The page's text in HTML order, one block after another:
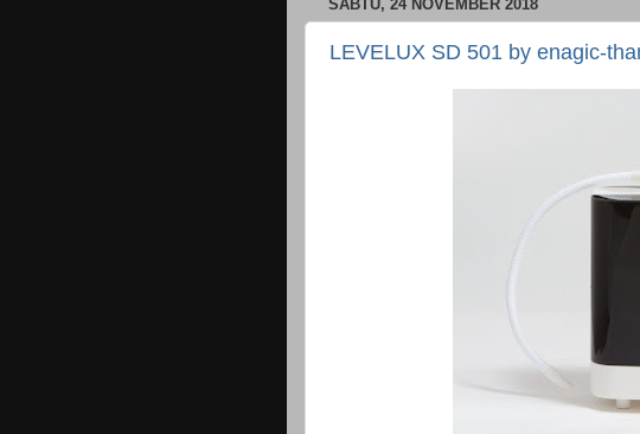
SABTU, 24 NOVEMBER 2018
LEVELUX SD 501 by enagic-